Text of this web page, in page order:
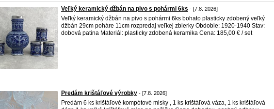
Veľký keramický džbán na pivo s pohármi 6ks - [7.8. 2026]
Veľký keramický džbán na pivo s pohármi 6ks bohato plasticky zdobený veľký
džbán 29cm poháre 11cm rozpredaj veľkej zbierky Obdobie: 1920-1940 Stav:
dobová patina Materiál: plasticky zdobená keramika Cena: 185,00 € / set
Predám krištáľové výrobky - [7.8. 2026]
Predám 6 ks krištáľové kompótové misky , 1 ks krištáľová váza, 1 ks krištáľová